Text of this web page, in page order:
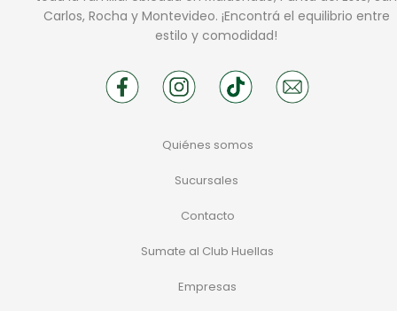
Carlos, Rocha y Montevideo. ¡Encontrá el equilibrio entre
estilo y comodidad!
Quiénes somos
Sucursales
Contacto
Sumate al Club Huellas
Empresas